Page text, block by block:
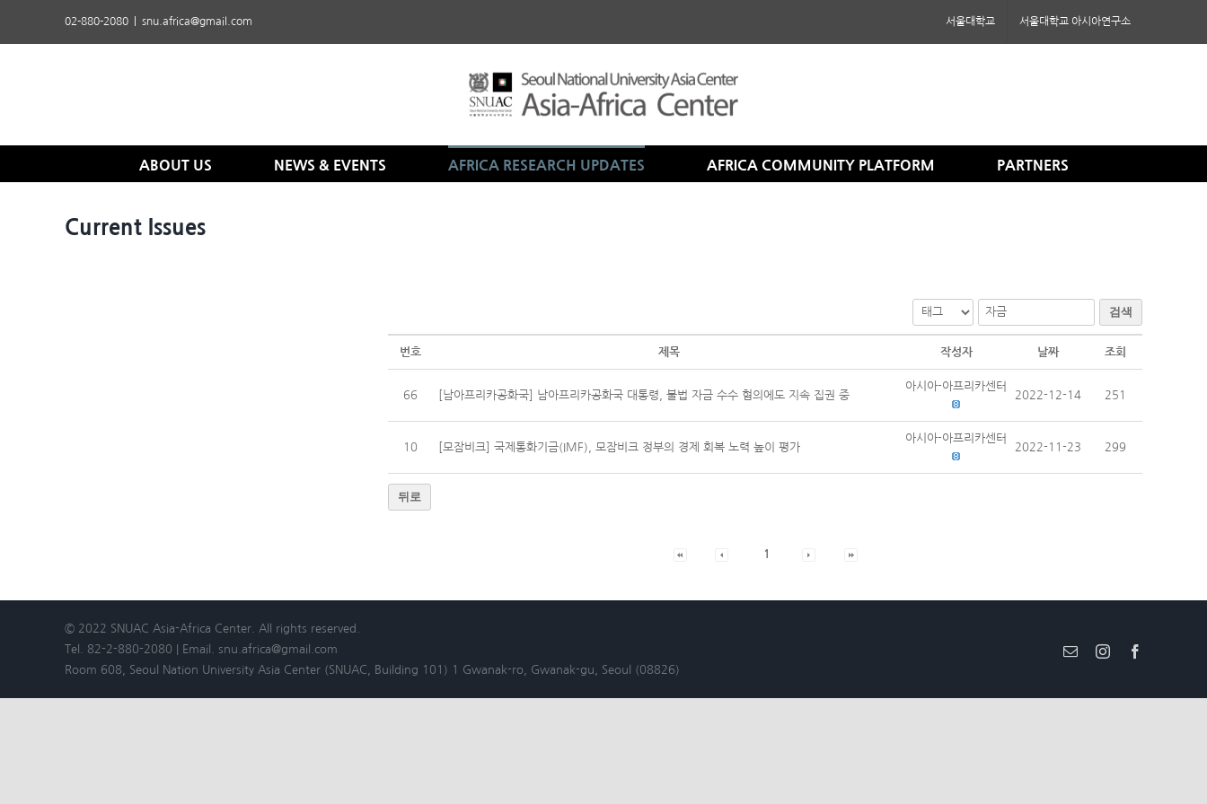
02-880-2080 snu.africa@gmail.com 서울대학교 서울대학교 아시아연구소
ABOUT US NEWS & EVENTS AFRICA RESEARCH UPDATES AFRICA COMMUNITY PLATFORM PARTNERS
Current Issues
검색
번호 제목 작성자 날짜 조회
66 [남아프리카공화국] 남아프리카공화국 대통령, 불법 자금 수수 혐의에도 지속 집권 중
아시아-아프리카센터
2022-12-14 251
10 [모잠비크] 국제통화기금(IMF), 모잠비크 정부의 경제 회복 노력 높이 평가
아시아-아프리카센터
2022-11-23 299
뒤로
1
© 2022 SNUAC Asia-Africa Center. All rights reserved.
Tel. 82-2-880-2080 | Email. snu.africa@gmail.com
Room 608, Seoul Nation University Asia Center (SNUAC, Building 101) 1 Gwanak-ro, Gwanak-gu, Seoul (08826)
EmailInstagram